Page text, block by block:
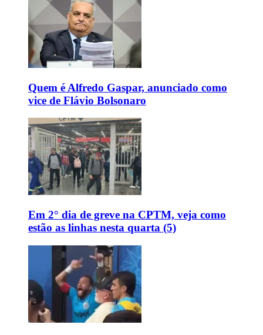
Quem é Alfredo Gaspar, anunciado como
vice de Flávio Bolsonaro
Em 2° dia de greve na CPTM, veja como
estão as linhas nesta quarta (5)